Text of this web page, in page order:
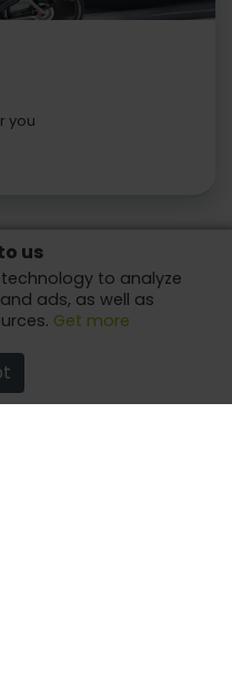
us
to analyze
ads, as well as
Get more
you